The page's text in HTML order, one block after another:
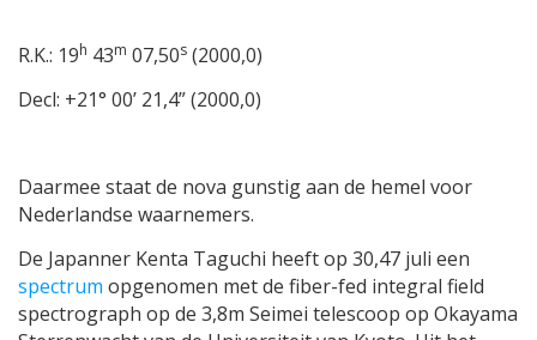
R.K.: 19h 43m 07,50s (2000,0)
Decl: +21° 00’ 21,4” (2000,0)
Daarmee staat de nova gunstig aan de hemel voor
Nederlandse waarnemers.
De Japanner Kenta Taguchi heeft op 30,47 juli een
spectrum opgenomen met de fiber-fed integral field
spectrograph op de 3,8m Seimei telescoop op Okayama